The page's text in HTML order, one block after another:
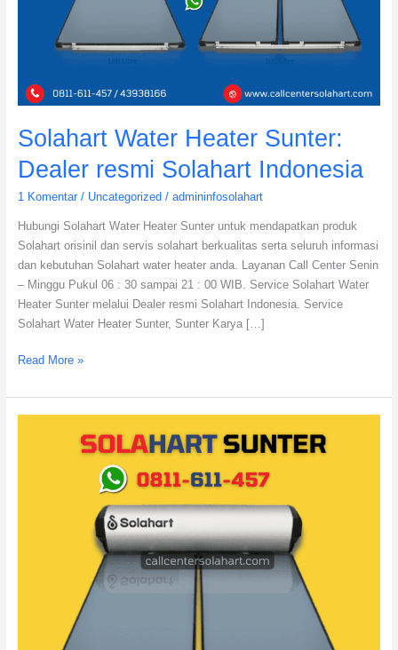
Solahart Water Heater Sunter:
Dealer resmi Solahart Indonesia
1 Komentar / Uncategorized / admininfosolahart
Hubungi Solahart Water Heater Sunter untuk mendapatkan produk
Solahart orisinil dan servis solahart berkualitas serta seluruh informasi
dan kebutuhan Solahart water heater anda. Layanan Call Center Senin
– Minggu Pukul 06 : 30 sampai 21 : 00 WIB. Service Solahart Water
Heater Sunter melalui Dealer resmi Solahart Indonesia. Service
Solahart Water Heater Sunter, Sunter Karya […]
Indonesia
Read More »